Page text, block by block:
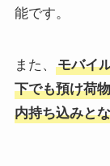
能です。
また、
モバイ
下でも預け荷
内持ち込みと